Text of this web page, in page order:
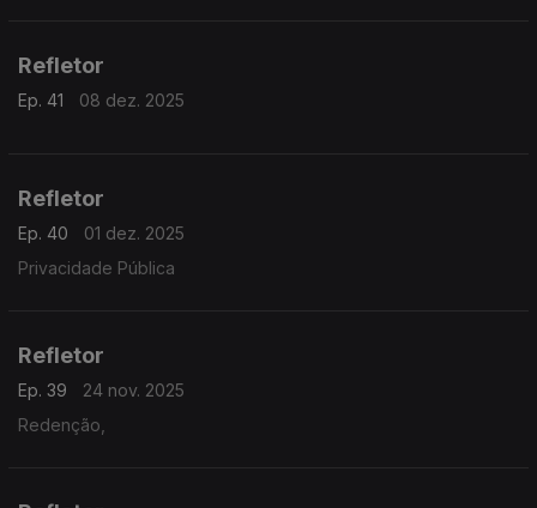
Refletor
Ep. 41 08 dez. 2025
Refletor
Ep. 40
01 dez. 2025
Privacidade Pública
Refletor
Ep. 39
24 nov. 2025
Redenção,